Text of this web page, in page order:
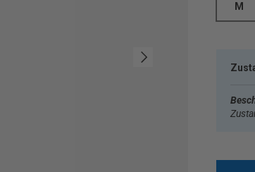
Nächste
M